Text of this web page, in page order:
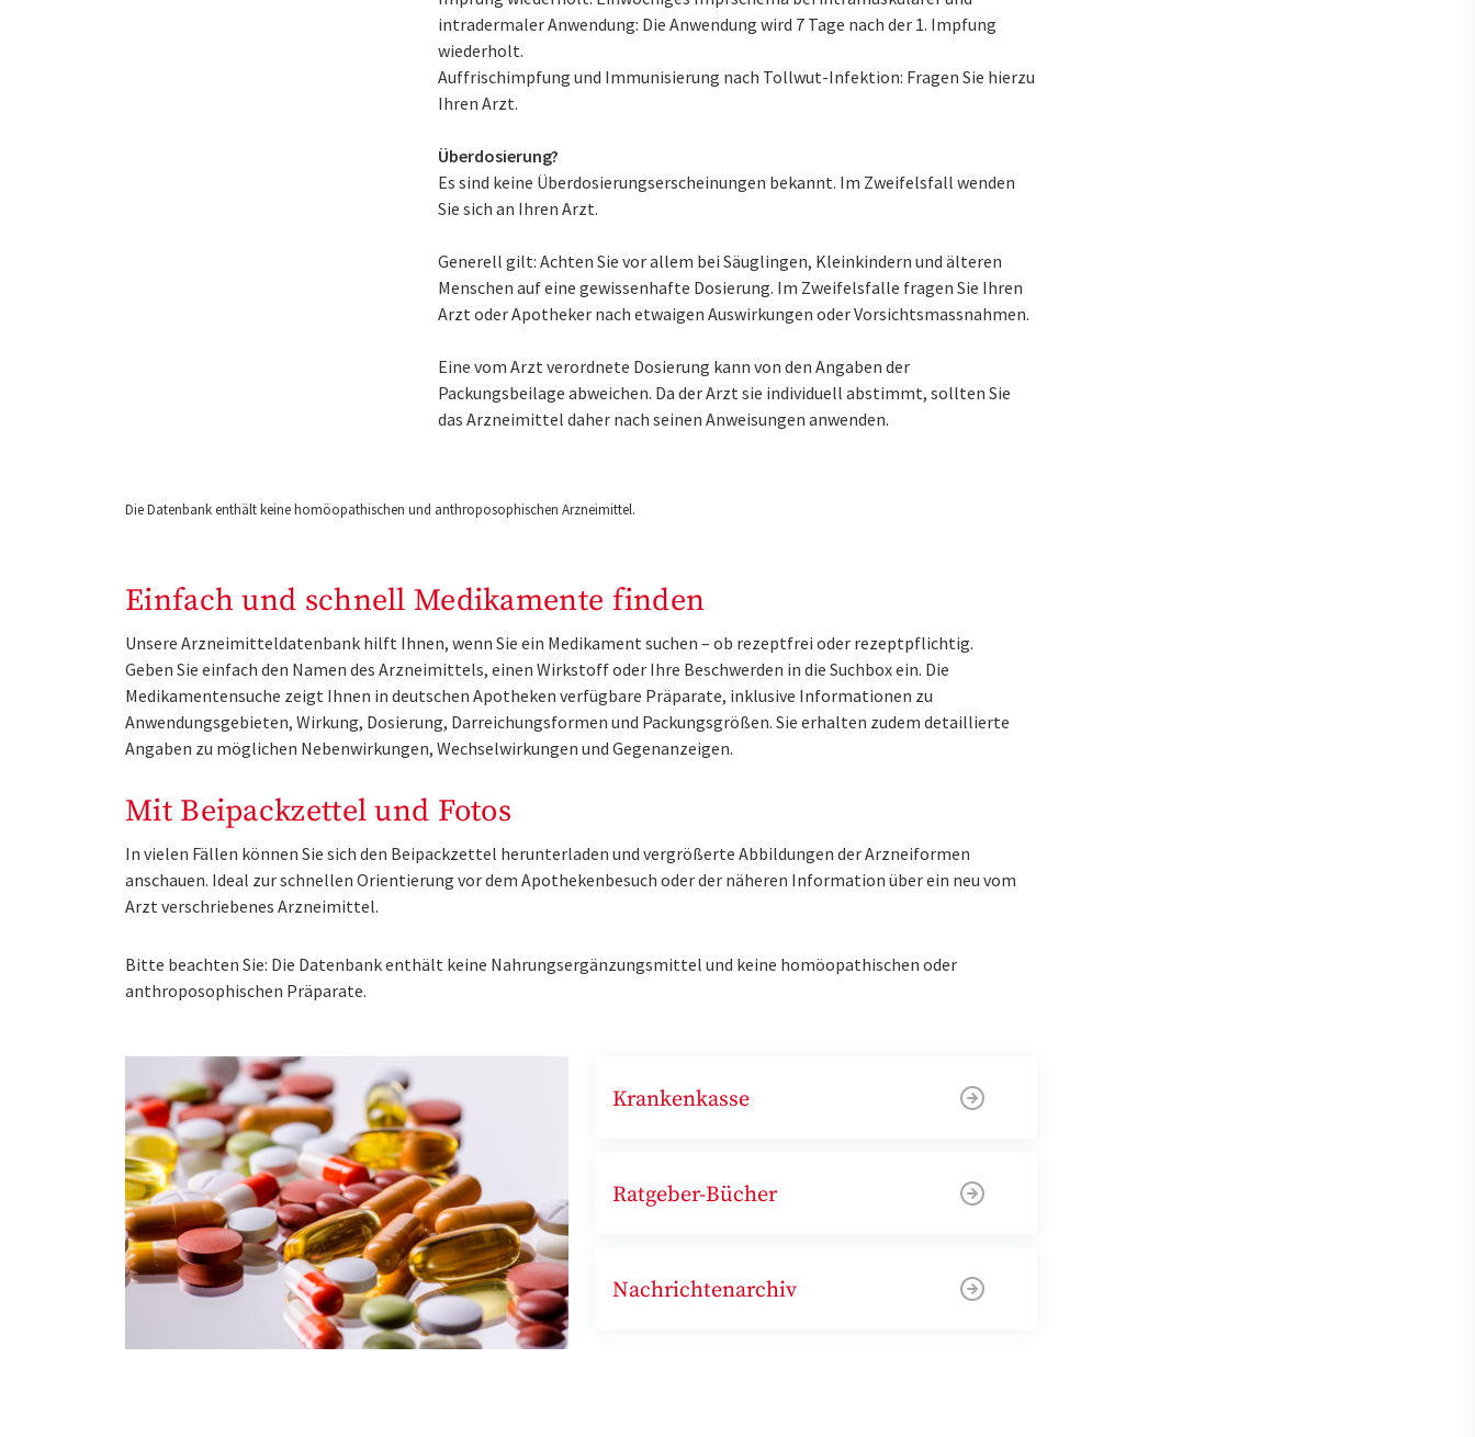
intradermaler Anwendung: Die Anwendung wird 7 Tage nach der 1. Impfung
wiederholt.
Auffrischimpfung und Immunisierung nach Tollwut-Infektion: Fragen Sie hierzu
Ihren Arzt.
Überdosierung?
Es sind keine Überdosierungserscheinungen bekannt. Im Zweifelsfall wenden
Sie sich an Ihren Arzt.
Generell gilt: Achten Sie vor allem bei Säuglingen, Kleinkindern und älteren
Menschen auf eine gewissenhafte Dosierung. Im Zweifelsfalle fragen Sie Ihren
Arzt oder Apotheker nach etwaigen Auswirkungen oder Vorsichtsmassnahmen.
Eine vom Arzt verordnete Dosierung kann von den Angaben der
Packungsbeilage abweichen. Da der Arzt sie individuell abstimmt, sollten Sie
das Arzneimittel daher nach seinen Anweisungen anwenden.
Die Datenbank enthält keine homöopathischen und anthroposophischen Arzneimittel.
Einfach und schnell Medikamente finden
Unsere Arzneimitteldatenbank hilft Ihnen, wenn Sie ein Medikament suchen – ob rezeptfrei oder rezeptpflichtig.
Geben Sie einfach den Namen des Arzneimittels, einen Wirkstoff oder Ihre Beschwerden in die Suchbox ein. Die
Medikamentensuche zeigt Ihnen in deutschen Apotheken verfügbare Präparate, inklusive Informationen zu
Anwendungsgebieten, Wirkung, Dosierung, Darreichungsformen und Packungsgrößen. Sie erhalten zudem detaillierte
Angaben zu möglichen Nebenwirkungen, Wechselwirkungen und Gegenanzeigen.
Mit Beipackzettel und Fotos
In vielen Fällen können Sie sich den Beipackzettel herunterladen und vergrößerte Abbildungen der Arzneiformen
anschauen. Ideal zur schnellen Orientierung vor dem Apothekenbesuch oder der näheren Information über ein neu vom
Arzt verschriebenes Arzneimittel.
Bitte beachten Sie: Die Datenbank enthält keine Nahrungsergänzungsmittel und keine homöopathischen oder
anthroposophischen Präparate.
Krankenkasse
Ratgeber-Bücher
Nachrichtenarchiv